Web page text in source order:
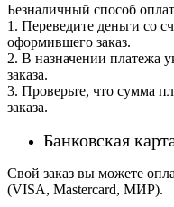
Безналичный способ
1. Переведите деньги со
оформившего заказ.
2. В назначении платежа
заказа.
3. Проверьте, что сумма
заказа.
Банковская
Свой заказ вы можете
(VISA, Mastercard, МИР).